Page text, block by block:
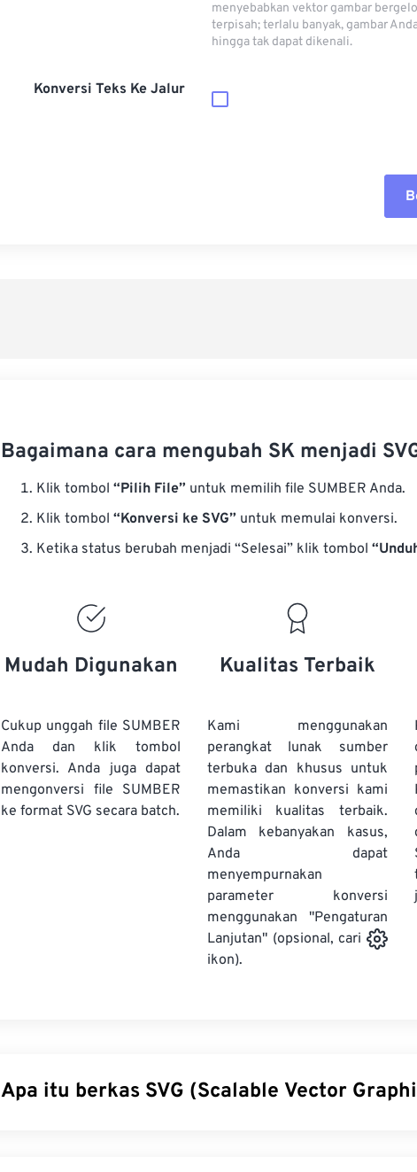
menyebabkan vektor gambar
terpisah; terlalu banyak, gambar
hingga tak dapat dikenali.
Konversi Teks Ke Jalur
Bagaimana cara mengubah SK menjadi
Klik tombol “Pilih File” untuk memilih file SUMBER Anda.
Klik tombol “Konversi ke SVG” untuk memulai konversi.
Ketika status berubah menjadi “Selesai” klik tombol
Mudah Digunakan
Cukup unggah file SUMBER
Anda dan klik tombol
konversi. Anda juga dapat
mengonversi file SUMBER
ke format SVG secara batch.
Kualitas Terbaik
Kami menggunakan
perangkat lunak sumber
terbuka dan khusus untuk
memastikan konversi kami
memiliki kualitas terbaik.
Dalam kebanyakan kasus,
Anda dapat
menyempurnakan
parameter konversi
menggunakan "Pengaturan
Lanjutan" (opsional, cari
ikon).
Apa itu berkas SVG (Scalable Vector